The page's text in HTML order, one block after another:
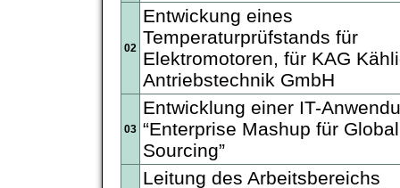
02
Entwickung eines
Temperaturprüfstands für
Elektromotoren, für KAG
Antriebstechnik GmbH
03
Entwicklung einer IT-
“Enterprise Mashup für Global
Sourcing”
Leitung des Arbeitsbereichs